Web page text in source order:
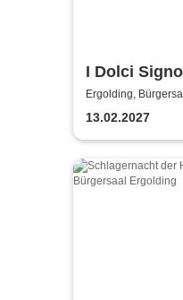
I Dolci
Nacht der
Welthits
Ergolding,
13.02.2027